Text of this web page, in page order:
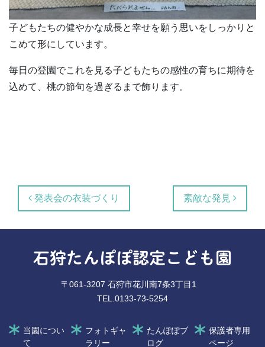
子どもたちの健やかな成長と幸せを願う思いをしっかりと
こめて形にしています。
毎日の登園でこれを見る子どもたちの感性の育ちに期待を
込めて、桃の節句を過ぎるまで飾ります。
投稿ナビゲーション
発表会の衣装づくり 素敵な発見
石狩たんぽぽ認定こども園
〒061-3207 石狩市花川南7条3丁目1
TEL.0133-73-5254
当園につい
て
フォトギャ
ラリー
たんぽぽブ
ログ
保護者専用
ページ